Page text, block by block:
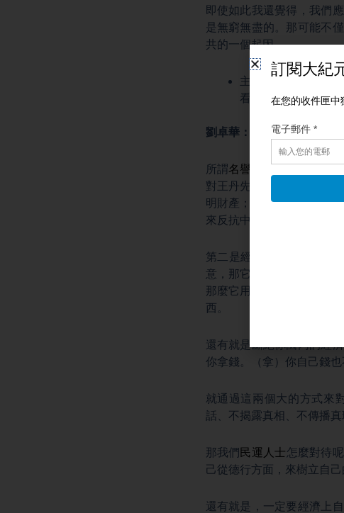
即使如此我還覺得，我們
是無窮無盡的。那可能不
共的一個起因。
主播：確實，對中
看，中共實施跨國
劉卓華： 其實最大的是兩
所謂名譽上搞臭
，就是它
對王丹先生的一些，說他
明財產；還有包括他對法
來反抗中共的，這第一點就
第二是經濟上斷絕。因為
意，那它第一個要求你對
那麼它用各種手段打壓，
西。
還有就是斷絕你國內的經
你拿錢。（拿）你自己錢
就通過這兩個大的方式來
話、不揭露真相、不傳播
那我們 民運人士怎麼對待
己從德行方面，來樹立自
還有就是，一定要經濟上